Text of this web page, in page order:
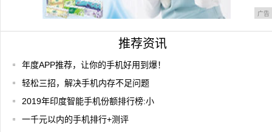
广告
推荐资讯
年度APP推荐，让你的手机好用到爆！
轻松三招，解决手机内存不足问题
2019年印度智能手机份额排行榜:小
一千元以内的手机排行+测评